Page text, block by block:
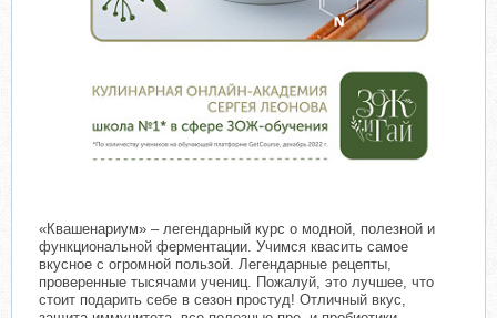
«Квашенариум» – легендарный курс о модной, полезной и
функциональной ферментации. Учимся квасить самое
вкусное с огромной пользой. Легендарные рецепты,
проверенные тысячами учениц. Пожалуй, это лучшее, что
стоит подарить себе в сезон простуд! Отличный вкус,